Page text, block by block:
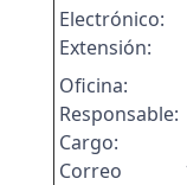
Electrónico:
Extensión:
Oficina:
Responsable:
Cargo:
Correo